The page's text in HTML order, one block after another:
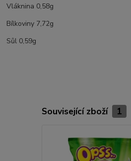
Vláknina 0,58g
Bílkoviny 7,72g
Sůl 0,59g
Související zboží 1